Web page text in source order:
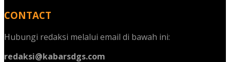
CONTACT
Hubungi redaksi melalui email di bawah ini:
redaksi@kabarsdgs.com